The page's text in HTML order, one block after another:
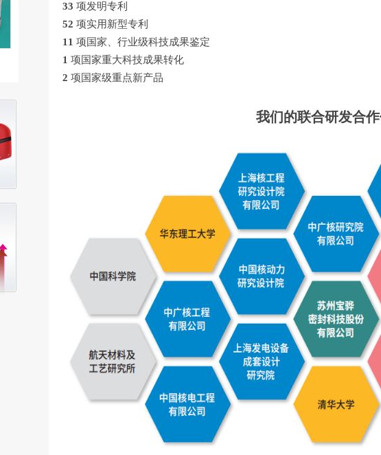
33 项发明专利
52 项实用新型专利
11 项国家、行业级科技成果鉴定
1 项国家重大科技成果转化
2 项国家级重点新产品
我们的联合研发合